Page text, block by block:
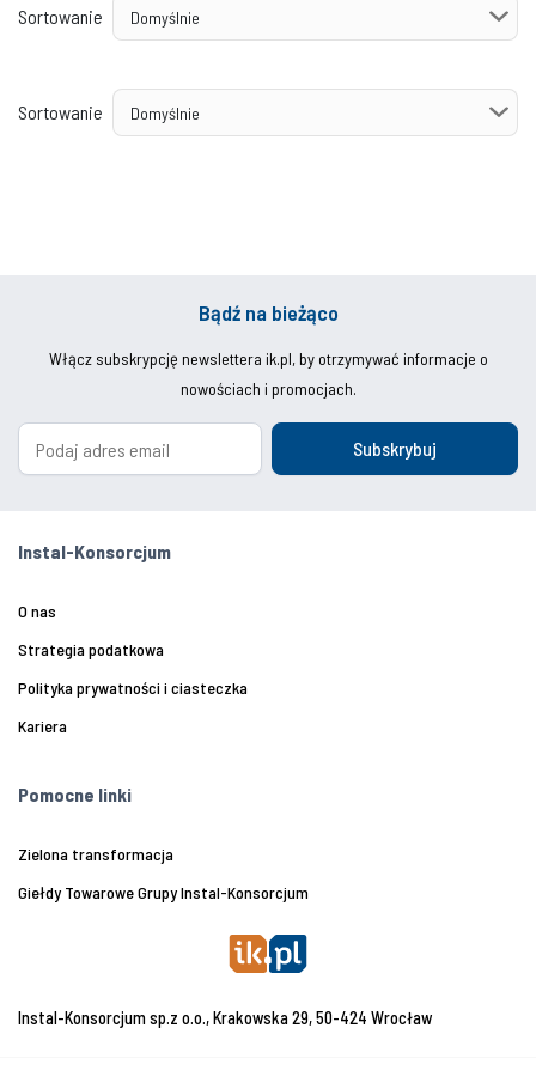
Sortowanie
Sortowanie
Bądź na bieżąco
Włącz subskrypcję newslettera ik.pl, by otrzymywać informacje o
nowościach i promocjach.
Subskrybuj
Instal-Konsorcjum
O nas
Strategia podatkowa
Polityka prywatności i ciasteczka
Kariera
Pomocne linki
Zielona transformacja
Giełdy Towarowe Grupy Instal-Konsorcjum
Instal-Konsorcjum sp.z o.o., Krakowska 29, 50-424 Wrocław